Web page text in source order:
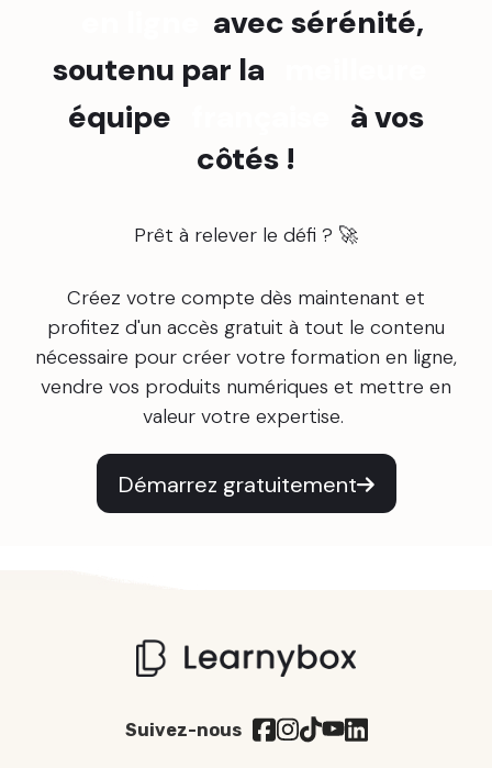
avec sérénité,
soutenu par la
équipe
à vos
côtés !
Prêt à relever le défi ? 🚀
Créez votre compte dès maintenant et
profitez d'un accès gratuit à tout le contenu
nécessaire pour créer votre formation en ligne,
vendre vos produits numériques et mettre en
valeur votre expertise.
Démarrez gratuitement
Suivez-nous